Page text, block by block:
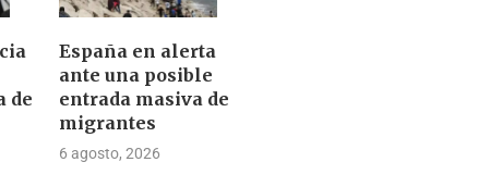
de
España en alerta
ante una posible
entrada masiva de
migrantes
6 agosto, 2026